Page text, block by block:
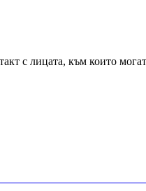
с лицата, към които